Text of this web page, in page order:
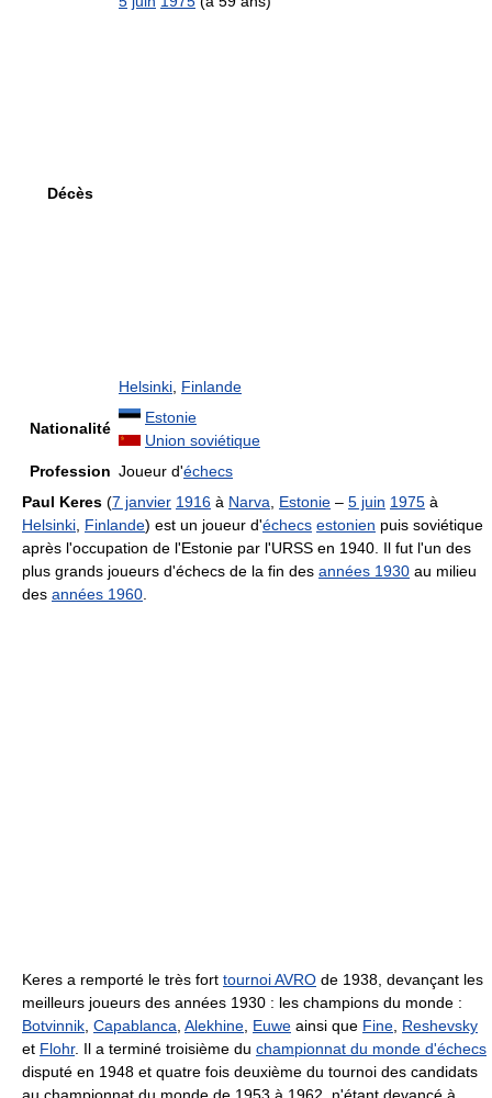
Décès
Helsinki Finlande
Nationalité
Estonie
Union soviétique
Profession Joueur d'échecs
Paul Keres (7 janvier 1916 à Narva Estonie – 5 juin 1975 à
Helsinki Finlande) est un joueur d'échecs estonien puis soviétique
après l'occupation de l'Estonie par l'URSS en 1940. Il fut l'un des
plus grands joueurs d'échecs de la fin des années 1930 au milieu
des années 1960
Keres a remporté le très fort tournoi AVRO de 1938, devançant les
meilleurs joueurs des années 1930 : les champions du monde :
Botvinnik Capablanca Alekhine Euwe ainsi que Fine Reshevsky
et Flohr. Il a terminé troisième du championnat du monde d'échecs
disputé en 1948 et quatre fois deuxième du tournoi des candidats